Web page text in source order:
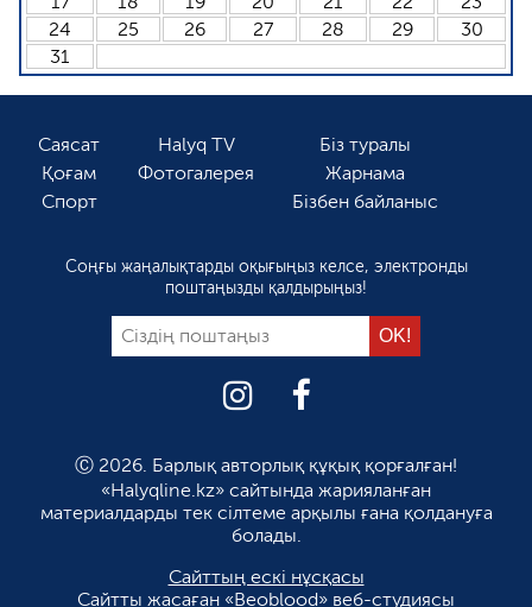
24
25 26 27 28 29
30
31
Саясат
Қоғам
Спорт
Halyq TV
Фотогалерея
Біз туралы
Жарнама
Бізбен байланыс
Соңғы жаңалықтарды оқығыңыз келсе, электронды
поштаңызды қалдырыңыз!
Ⓒ 2026. Барлық авторлық құқық қорғалған!
«Halyqline.kz» сайтында жарияланған
материалдарды тек сілтеме арқылы ғана қолдануға
болады.
Сайттың ескі нұсқасы
Сайтты жасаған «Beoblood» веб-студиясы